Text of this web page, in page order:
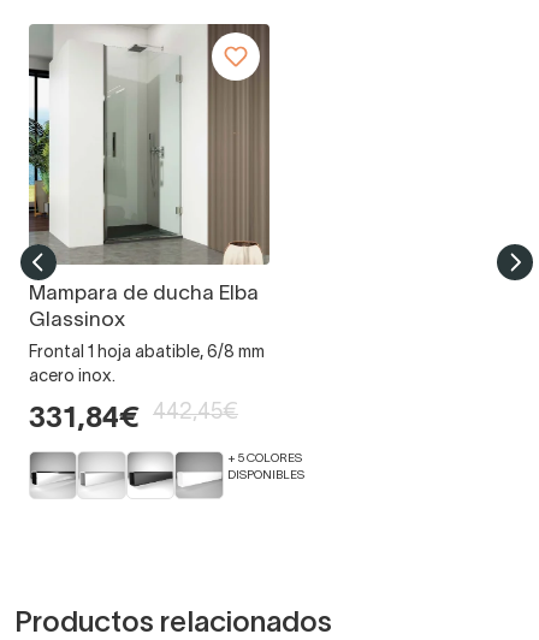
Mampara de ducha Elba
Glassinox
Frontal 1 hoja abatible, 6/8 mm
acero inox.
331,84€ 442,45€
+ 5 COLORES
DISPONIBLES
Productos relacionados